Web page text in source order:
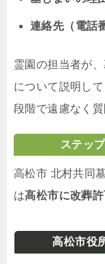
連絡先（電話
霊園の担当者が
について説明し
段階で遠慮なく質
ステッ
高松市 北村共同
は高松市に改葬
高松市役